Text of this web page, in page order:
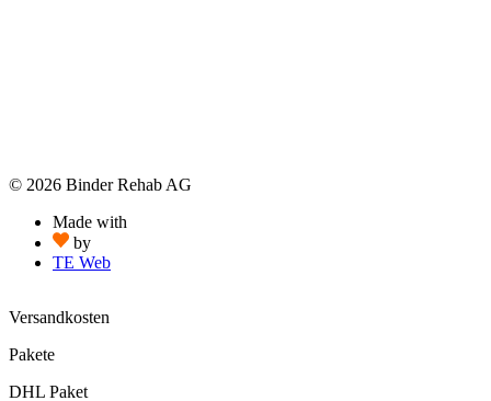
© 2026 Binder Rehab AG
Made with
by
TE Web
Versandkosten
Pakete
DHL Paket